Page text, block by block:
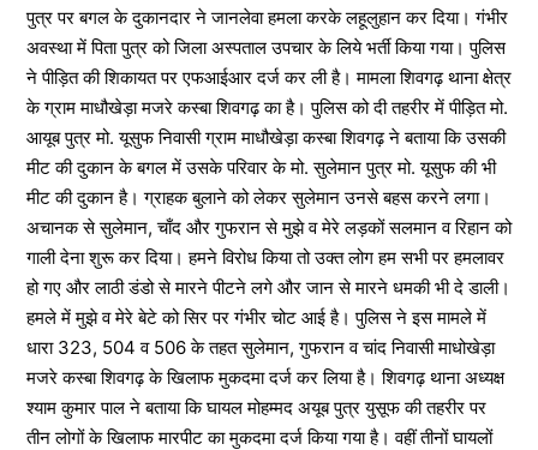
पुत्र पर बगल के दुकानदार ने जानलेवा हमला करके लहूलुहान कर दिया। गंभीर
अवस्था में पिता पुत्र को जिला अस्पताल उपचार के लिये भर्ती किया गया। पुलिस
ने पीड़ित की शिकायत पर एफआईआर दर्ज कर ली है। मामला शिवगढ़ थाना क्षेत्र
के ग्राम माधौखेड़ा मजरे कस्बा शिवगढ़ का है। पुलिस को दी तहरीर में पीड़ित मो.
आयूब पुत्र मो. यूसुफ निवासी ग्राम माधौखेड़ा कस्बा शिवगढ़ ने बताया कि उसकी
मीट की दुकान के बगल में उसके परिवार के मो. सुलेमान पुत्र मो. यूसुफ की भी
मीट की दुकान है। ग्राहक बुलाने को लेकर सुलेमान उनसे बहस करने लगा।
अचानक से सुलेमान, चाँद और गुफरान से मुझे व मेरे लड़कों सलमान व रिहान को
गाली देना शुरू कर दिया। हमने विरोध किया तो उक्त लोग हम सभी पर हमलावर
हो गए और लाठी डंडो से मारने पीटने लगे और जान से मारने धमकी भी दे डाली।
हमले में मुझे व मेरे बेटे को सिर पर गंभीर चोट आई है। पुलिस ने इस मामले में
धारा 323, 504 व 506 के तहत सुलेमान, गुफरान व चांद निवासी माधोखेड़ा
मजरे कस्बा शिवगढ़ के खिलाफ मुकदमा दर्ज कर लिया है। शिवगढ़ थाना अध्यक्ष
श्याम कुमार पाल ने बताया कि घायल मोहम्मद अयूब पुत्र युसूफ की तहरीर पर
तीन लोगों के खिलाफ मारपीट का मुकदमा दर्ज किया गया है। वहीं तीनों घायलों